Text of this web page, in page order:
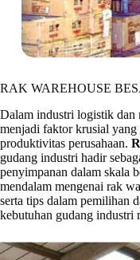
RAK WAREHOUSE
Dalam industri logistik dan
menjadi faktor krusial yang
produktivitas perusahaan.
gudang industri hadir
penyimpanan dalam skala
mendalam mengenai rak
serta tips dalam pemilihan
kebutuhan gudang industri